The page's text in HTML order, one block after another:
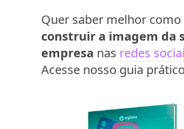
Quer saber melhor como
construir a imagem da
empresa nas redes
Acesse nosso guia